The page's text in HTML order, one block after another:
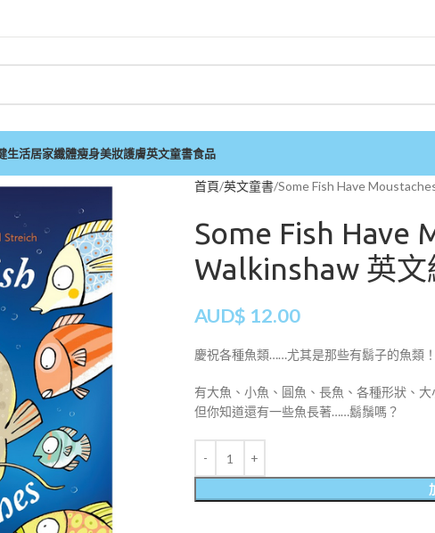
生活居家纖體瘦身美妝護膚英文童書食品
首頁 英文童書 Some Fish Have
Some Fish Have
Walkinshaw 英文
AUD$ 12.00
慶祝各種魚類……尤其是那些有鬍子的魚類！
有大魚、小魚、圓魚、長魚、各種形狀、大
但你知道還有一些魚長著……鬍鬚嗎？